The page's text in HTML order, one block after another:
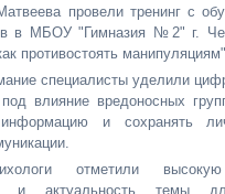
провели тренинг с
в МБОУ "Гимназия №2" г.
противостоять манипуляциям"
специалисты уделили
влияние вредоносных
информацию и сохранять
отметили
и актуальность темы